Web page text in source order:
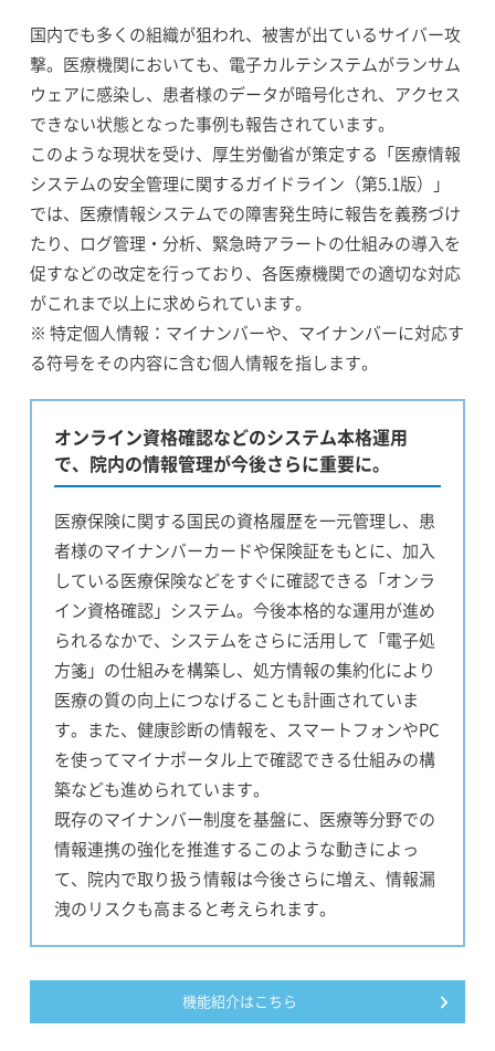
国内でも多くの組織が狙われ、被害が出ているサイバー攻
撃。医療機関においても、電子カルテシステムがランサム
ウェアに感染し、患者様のデータが暗号化され、アクセス
できない状態となった事例も報告されています。
このような現状を受け、厚生労働省が策定する「医療情報
システムの安全管理に関するガイドライン（第5.1版）」
では、医療情報システムでの障害発生時に報告を義務づけ
たり、ログ管理・分析、緊急時アラートの仕組みの導入を
促すなどの改定を行っており、各医療機関での適切な対応
がこれまで以上に求められています。
※ 特定個人情報：マイナンバーや、マイナンバーに対応す
る符号をその内容に含む個人情報を指します。
オンライン資格確認などのシステム本格運用
で、院内の情報管理が今後さらに重要に。
医療保険に関する国民の資格履歴を一元管理し、患
者様のマイナンバーカードや保険証をもとに、加入
している医療保険などをすぐに確認できる「オンラ
イン資格確認」システム。今後本格的な運用が進め
られるなかで、システムをさらに活用して「電子処
方箋」の仕組みを構築し、処方情報の集約化により
医療の質の向上につなげることも計画されていま
す。また、健康診断の情報を、スマートフォンやPC
を使ってマイナポータル上で確認できる仕組みの構
築なども進められています。
既存のマイナンバー制度を基盤に、医療等分野での
情報連携の強化を推進するこのような動きによっ
て、院内で取り扱う情報は今後さらに増え、情報漏
洩のリスクも高まると考えられます。
機能紹介はこちら